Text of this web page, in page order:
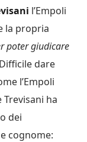
l’Empoli
la propria
poter giudicare
dare
l’Empoli
ha
dei
cognome: